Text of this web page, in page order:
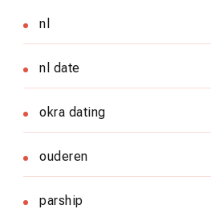
nl
nl date
okra dating
ouderen
parship